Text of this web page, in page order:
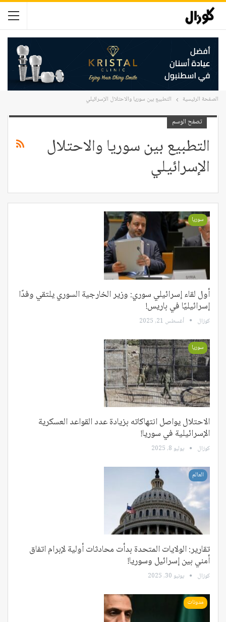
الصفحة الرئيسية التطبيع بين سوريا والاحتلال الإسرائيلي
تصفح الوسم
التطبيع بين سوريا والاحتلال
الإسرائيلي
سوريا
أول لقاء إسرائيلي سوري: وزير الخارجية السوري يلتقي وفدًا
إسرائيليًا في باريس!
كوزال أغسطس 21, 2025
سوريا
الاحتلال يواصل انتهاكاته بزيادة عدد القواعد العسكرية
الإسرائيلية في سوريا!
كوزال يوليو 8, 2025
العالم
تقارير: الولايات المتحدة بدأت محادثات أولية لإبرام اتفاق
أمني بين إسرائيل وسوريا!
كوزال يونيو 30, 2025
مدونات